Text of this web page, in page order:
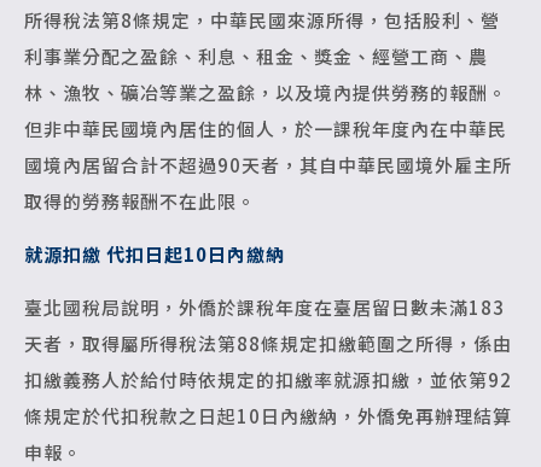
所得稅法第8條規定，中華民國來源所得，包括股利、營
利事業分配之盈餘、利息、租金、獎金、經營工商、農
林、漁牧、礦冶等業之盈餘，以及境內提供勞務的報酬。
但非中華民國境內居住的個人，於一課稅年度內在中華民
國境內居留合計不超過90天者，其自中華民國境外雇主所
取得的勞務報酬不在此限。
就源扣繳 代扣日起10日內繳納
臺北國稅局說明，外僑於課稅年度在臺居留日數未滿183
天者，取得屬所得稅法第88條規定扣繳範圍之所得，係由
扣繳義務人於給付時依規定的扣繳率就源扣繳，並依第92
條規定於代扣稅款之日起10日內繳納，外僑免再辦理結算
申報。